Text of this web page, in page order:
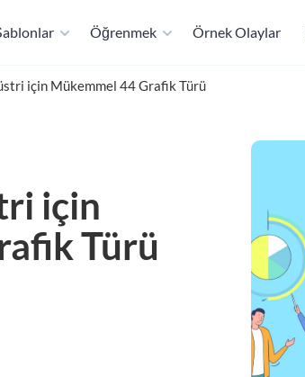
Öğrenmek Örnek Olaylar
için Mükemmel 44 Grafik Türü
için
Türü